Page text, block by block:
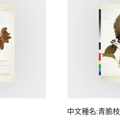
中文種名:青脆枝